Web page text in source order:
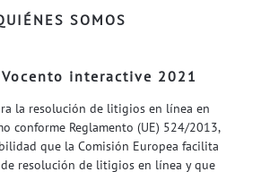
SOMOS
interactive 2021
la resolución de litigios en línea en
conforme Reglamento (UE) 524/2013,
que la Comisión Europea facilita
resolución de litigios en línea y que